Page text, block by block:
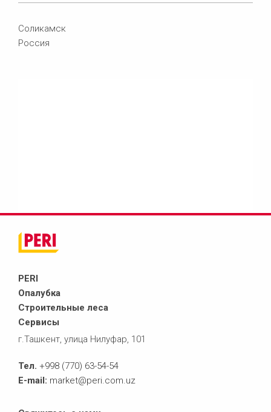
Соликамск
Россия
PERI
Опалубка
Строительные леса
Сервисы
г.Ташкент, улица Нилуфар, 101
Тел. +998 (770) 63-54-54
E-mail: market@peri.com.uz